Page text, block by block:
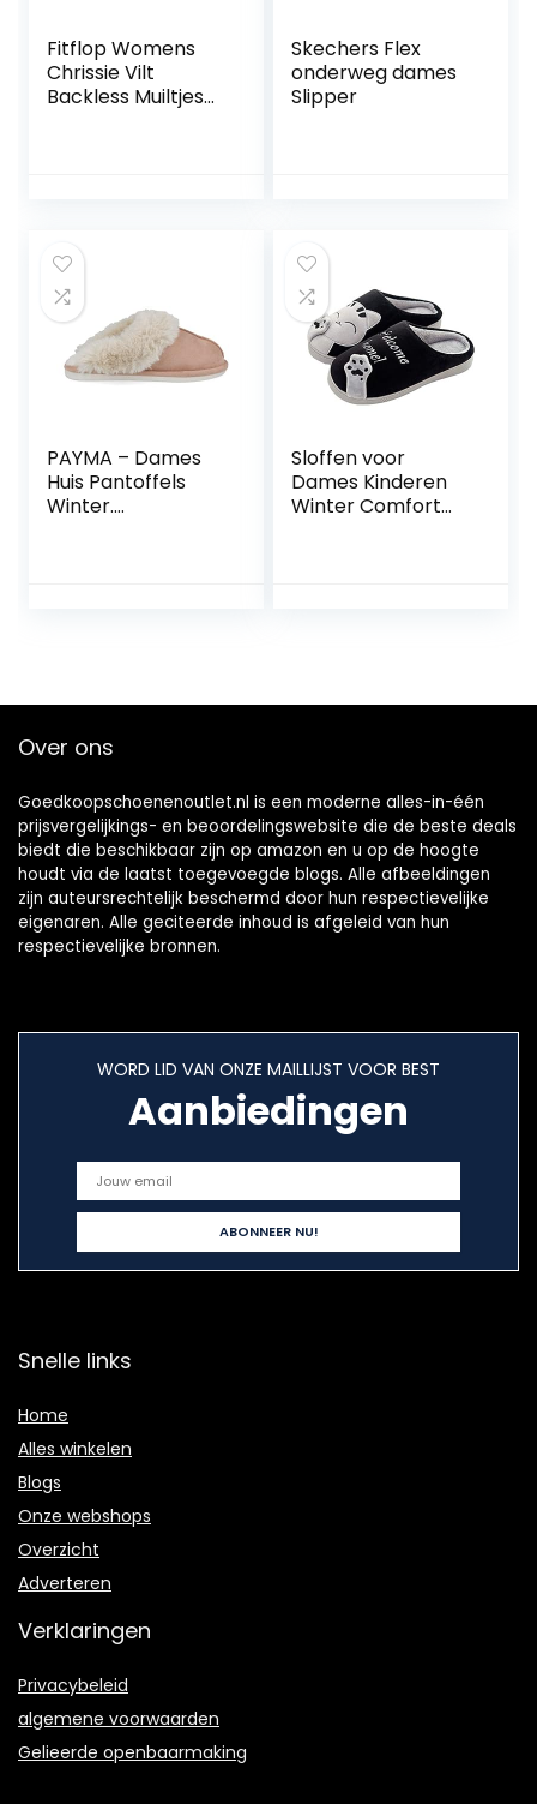
Fitflop Womens
Chrissie Vilt
Backless Muiltjes
Skechers Flex
onderweg dames
Slipper
PAYMA – Dames
Huis Pantoffels
Winter.
Verstoppen met
Kameel, Turkoois,
Sloffen voor
Dames Kinderen
Winter Comfort
Over ons
Goedkoopschoenenoutlet.nl is een moderne alles-in-één
prijsvergelijkings- en beoordelingswebsite die de beste deals
biedt die beschikbaar zijn op amazon en u op de hoogte
houdt via de laatst toegevoegde blogs. Alle afbeeldingen
zijn auteursrechtelijk beschermd door hun respectievelijke
eigenaren. Alle geciteerde inhoud is afgeleid van hun
respectievelijke bronnen.
WORD LID VAN ONZE MAILLIJST VOOR BEST
Aanbiedingen
Snelle links
Home
Alles winkelen
Blogs
Onze webshops
Overzicht
Adverteren
Verklaringen
Privacybeleid
algemene voorwaarden
Gelieerde openbaarmaking